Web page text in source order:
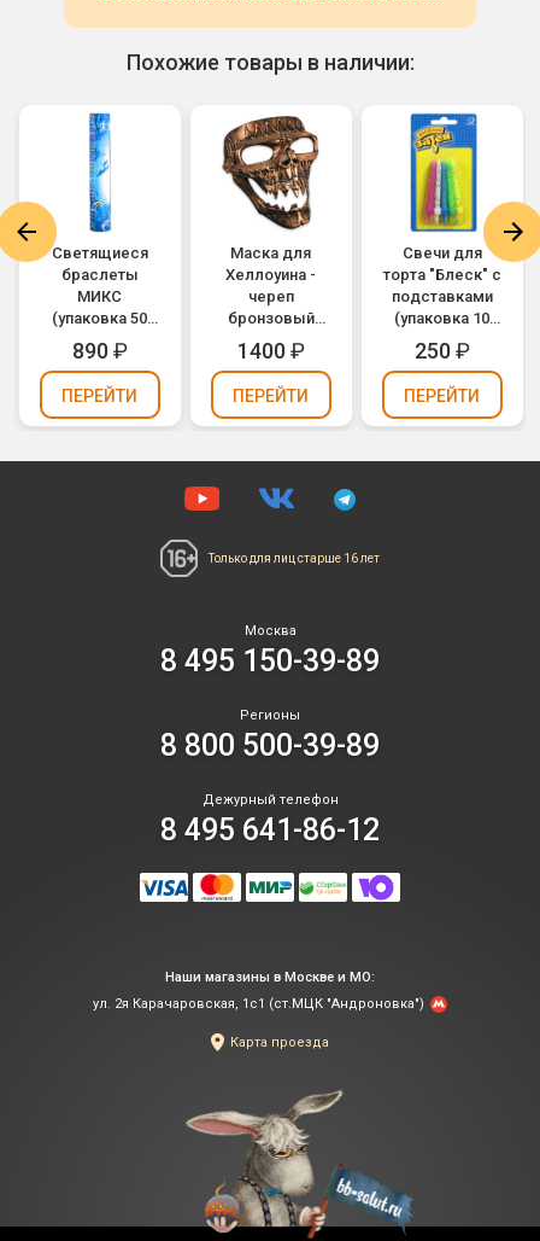
Похожие товары в наличии:
Светящиеся
браслеты
МИКС
(упаковка 50
шт.)
890₽
ПЕРЕЙТИ
Маска для
Хеллоуина -
череп
бронзовый
(М19)
1400₽
ПЕРЕЙТИ
Свечи для
торта "Блеск" с
подставками
(упаковка 10
шт.)
250₽
ПЕРЕЙТИ
Только для лиц старше 16 лет
Москва
8 495 150-39-89
Регионы
8 800 500-39-89
Дежурный телефон
8 495 641-86-12
Наши магазины в Москве и МО:
ул. 2я Карачаровская, 1с1 (ст.МЦК "Андроновка")
Карта проезда